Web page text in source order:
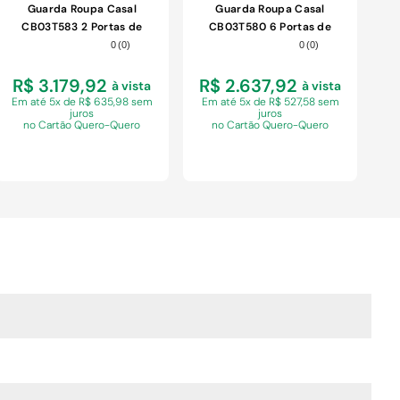
Guarda Roupa Casal
CB03T583 2 Portas de
Correr 4 Gavetas MDP
Canela-Off
0(0)
R$ 3.179,92 à vista
Em até 5x de R$ 635,98 sem
juros
no Cartão Quero-Quero
Guarda Roupa Casal
CB03T580 6 Portas de
Bater 3 Gavetas MDP com
White
0 (0)
R$ 2.637,92 à vista
Em até 5x de R$ 527,58 sem
juros
no Cartão Quero-Quero